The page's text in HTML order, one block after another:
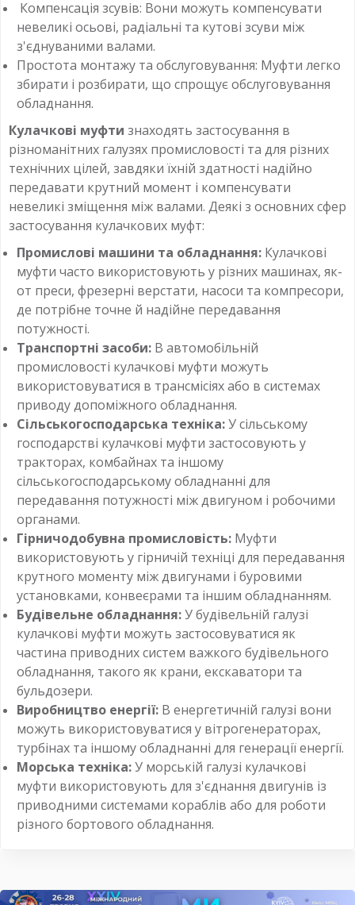
Компенсація зсувів: Вони можуть компенсувати
невеликі осьові, радіальні та кутові зсуви між
з'єднуваними валами.
Простота монтажу та обслуговування: Муфти легко
збирати і розбирати, що спрощує обслуговування
обладнання.
Кулачкові муфти знаходять застосування в
різноманітних галузях промисловості та для різних
технічних цілей, завдяки їхній здатності надійно
передавати крутний момент і компенсувати
невеликі зміщення між валами. Деякі з основних сфер
застосування кулачкових муфт:
Промислові машини та обладнання: Кулачкові
муфти часто використовують у різних машинах, як-
от преси, фрезерні верстати, насоси та компресори,
де потрібне точне й надійне передавання
потужності.
Транспортні засоби: В автомобільній
промисловості кулачкові муфти можуть
використовуватися в трансмісіях або в системах
приводу допоміжного обладнання.
Сільськогосподарська техніка:У сільському
господарстві кулачкові муфти застосовують у
тракторах, комбайнах та іншому
сільськогосподарському обладнанні для
передавання потужності між двигуном і робочими
органами.
Гірничодобувна промисловість: Муфти
використовують у гірничій техніці для передавання
крутного моменту між двигунами і буровими
установками, конвеєрами та іншим обладнанням.
Будівельне обладнання:У будівельній галузі
кулачкові муфти можуть застосовуватися як
частина приводних систем важкого будівельного
обладнання, такого як крани, екскаватори та
бульдозери.
Виробництво енергії: В енергетичній галузі вони
можуть використовуватися у вітрогенераторах,
турбінах та іншому обладнанні для генерації енергії.
Морська техніка:У морській галузі кулачкові
муфти використовують для з'єднання двигунів із
приводними системами кораблів або для роботи
різного бортового обладнання.